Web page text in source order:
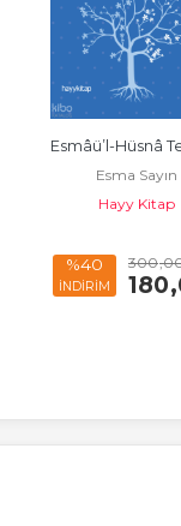
Esmâü’l-Hüsnâ
Esma Sayın
Hayy Kitap
%40
İNDİRİM
300
180